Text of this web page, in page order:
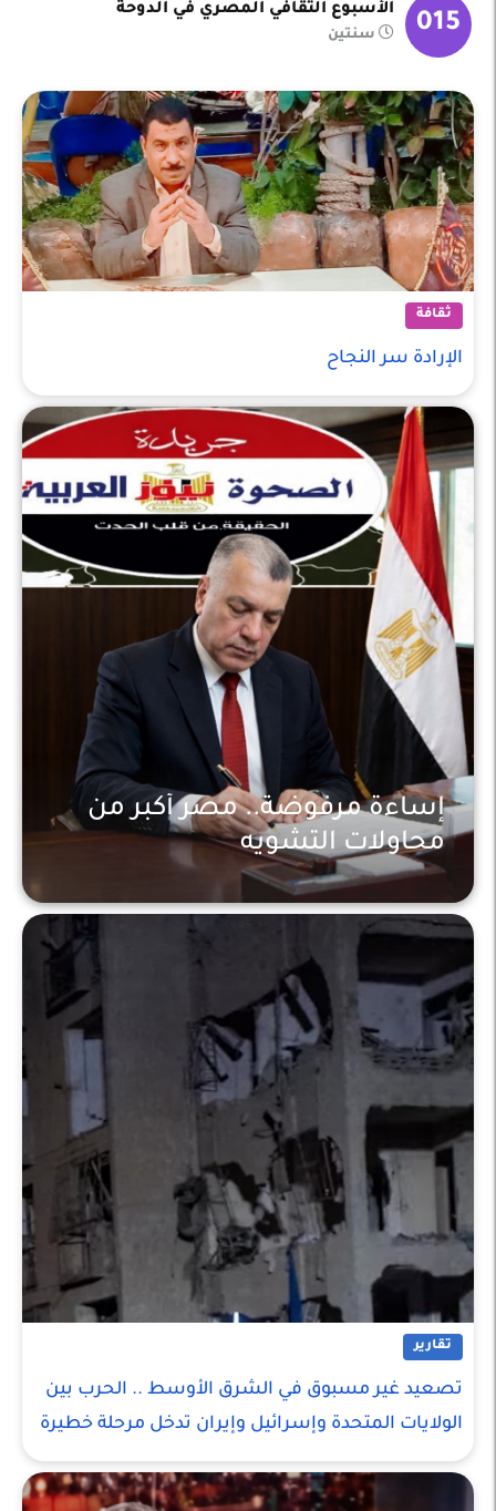
015
الأسبوع الثقافي المصري في الدوحة
سنتين
ثقافة
الإرادة سر النجاح
تقارير
إساءة مرفوضة.. مصر أكبر من
محاولات التشويه
تقارير
تصعيد غير مسبوق في الشرق الأوسط .. الحرب بين
الولايات المتحدة وإسرائيل وإيران تدخل مرحلة خطيرة